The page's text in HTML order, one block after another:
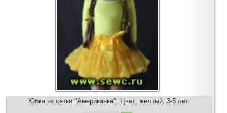
Юбка из сетки "Американка". Цвет: желтый, 3-5 лет.